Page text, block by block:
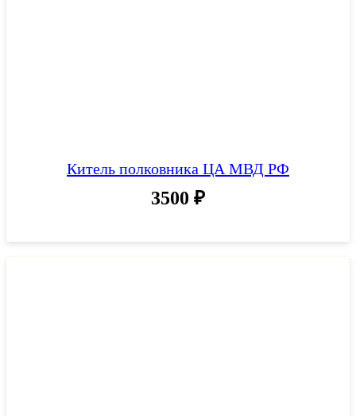
Китель полковника ЦА МВД РФ
3500 ₽